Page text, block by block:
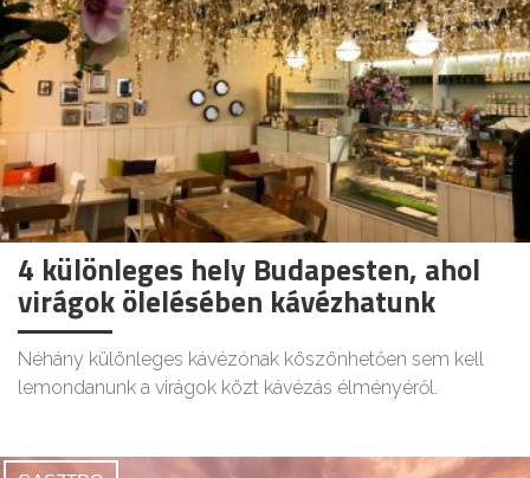
4 különleges hely Budapesten, ahol
virágok ölelésében kávézhatunk
Néhány különleges kávézónak köszönhetően sem kell
lemondanunk a virágok közt kávézás élményéről.